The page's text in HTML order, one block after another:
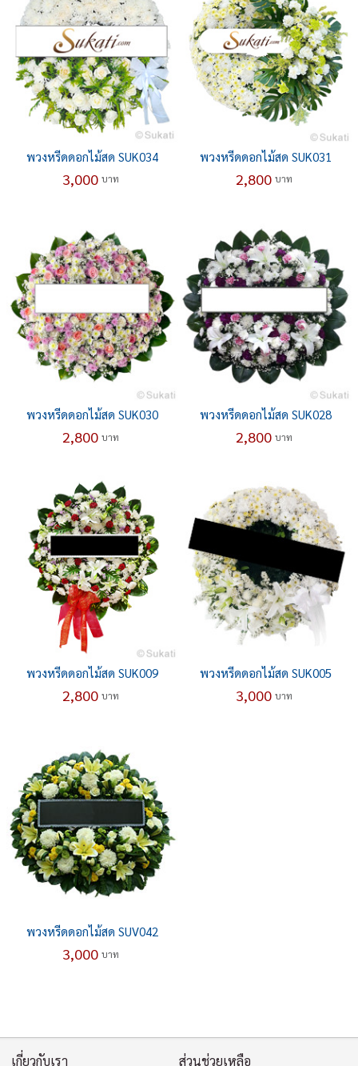
พวงหรีดดอกไม้สด SUK034
3,000 บาท
พวงหรีดดอกไม้สด SUK031
2,800 บาท
พวงหรีดดอกไม้สด SUK030
2,800 บาท
พวงหรีดดอกไม้สด SUK028
2,800 บาท
พวงหรีดดอกไม้สด SUK009
2,800 บาท
พวงหรีดดอกไม้สด SUK005
3,000 บาท
พวงหรีดดอกไม้สด SUV042
3,000 บาท
เกี่ยวกับเรา ส่วนช่วยเหลือ